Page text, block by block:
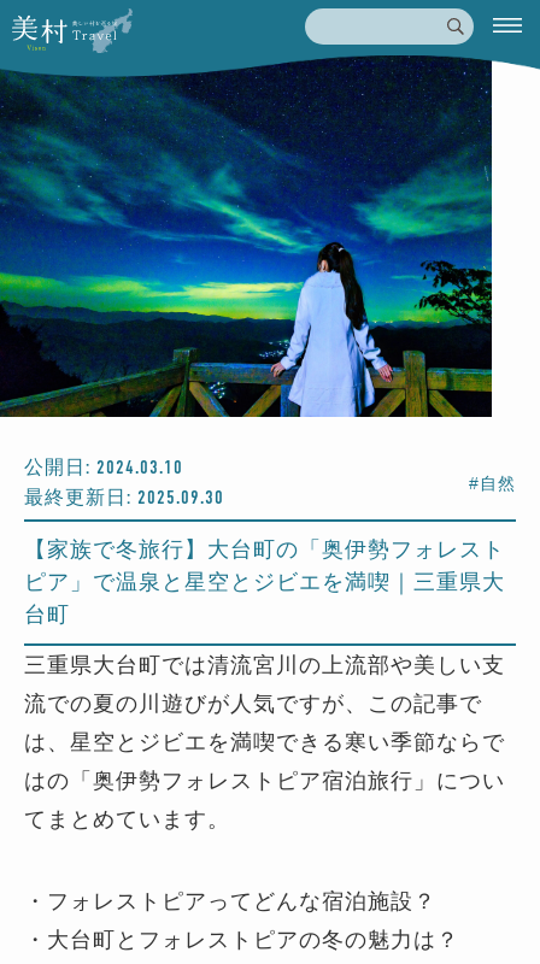
公開日: 2024.03.10
最終更新日: 2025.09.30
#自然
【家族で冬旅行】大台町の「奥伊勢フォレスト
ピア」で温泉と星空とジビエを満喫｜三重県大
台町
三重県大台町では清流宮川の上流部や美しい支
流での夏の川遊びが人気ですが、この記事で
は、星空とジビエを満喫できる寒い季節ならで
はの「奥伊勢フォレストピア宿泊旅行」につい
てまとめています。
・フォレストピアってどんな宿泊施設？
・大台町とフォレストピアの冬の魅力は？